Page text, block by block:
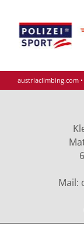
austriaclimbing.com •
Mail: